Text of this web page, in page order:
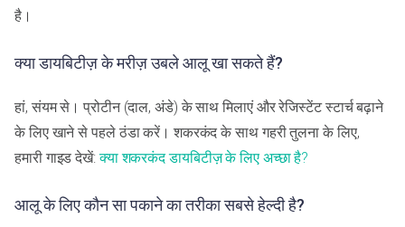
है।
क्या डायबिटीज़ के मरीज़ उबले आलू खा सकते हैं?
हां, संयम से। प्रोटीन (दाल, अंडे) के साथ मिलाएं और रेजिस्टेंट स्टार्च बढ़ाने
के लिए खाने से पहले ठंडा करें। शकरकंद के साथ गहरी तुलना के लिए,
हमारी गाइड देखें:क्या शकरकंद डायबिटीज़ के लिए अच्छा है?
आलू के लिए कौन सा पकाने का तरीका सबसे हेल्दी है?